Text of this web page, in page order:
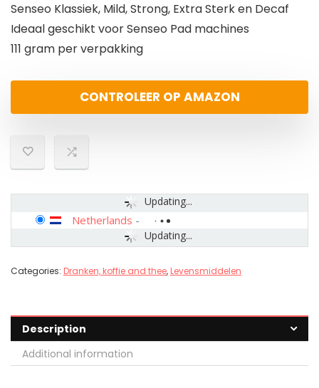
Senseo Klassiek, Mild, Strong, Extra Sterk en Decaf
Ideaal geschikt voor Senseo Pad machines
111 gram per verpakking
CONTROLEER OP AMAZON
Updating...
Updating...
Netherlands -
Categories: Dranken, koffie and thee, Levensmiddelen
Description
Additional information